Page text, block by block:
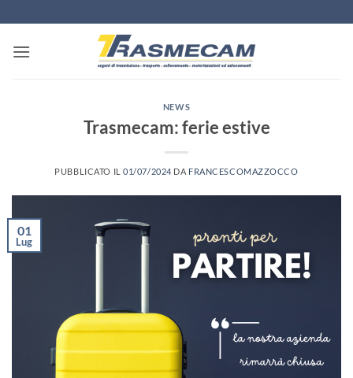
ai
contenuti
NEWS
Trasmecam: ferie estive
PUBBLICATO IL01/07/2024 DA FRANCESCOMAZZOCCO
01
Lug